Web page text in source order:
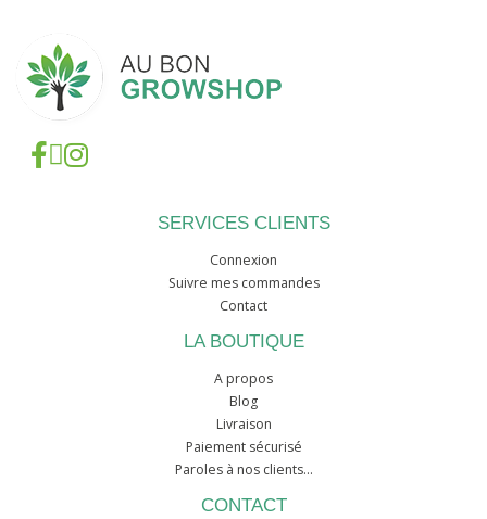
SERVICES CLIENTS
Connexion
Suivre mes commandes
Contact
LA BOUTIQUE
A propos
Blog
Livraison
Paiement sécurisé
Paroles à nos clients...
CONTACT